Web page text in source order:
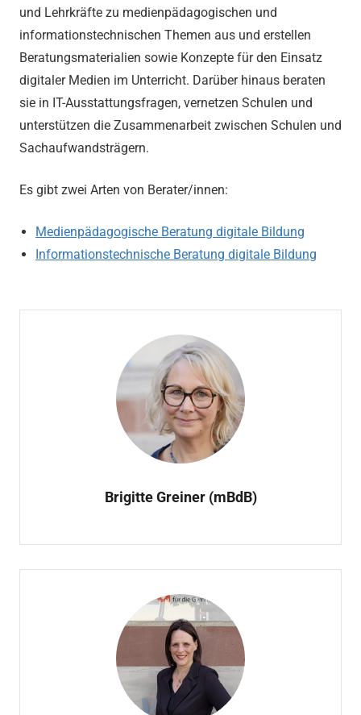
und Lehrkräfte zu medienpädagogischen und
informationstechnischen Themen aus und erstellen
Beratungsmaterialien sowie Konzepte für den Einsatz
digitaler Medien im Unterricht. Darüber hinaus beraten
sie in IT-Ausstattungsfragen, vernetzen Schulen und
unterstützen die Zusammenarbeit zwischen Schulen und
Sachaufwandsträgern.
Es gibt zwei Arten von Berater/innen:
Medienpädagogische Beratung digitale Bildung
Informationstechnische Beratung digitale Bildung
Brigitte Greiner (mBdB)